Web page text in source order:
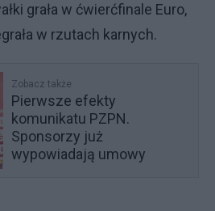
grała w ćwierćfinale Euro,
w rzutach karnych.
Zobacz także
Pierwsze efekty
komunikatu PZPN.
Sponsorzy już
wypowiadają umowy